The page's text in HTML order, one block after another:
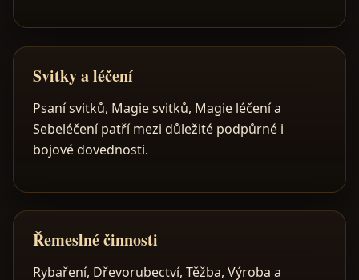
Svitky a léčení
Psaní svitků, Magie svitků, Magie léčení a
Sebeléčení patří mezi důležité podpůrné i
bojové dovednosti.
Řemeslné činnosti
Rybaření, Dřevorubectví, Těžba, Výroba a